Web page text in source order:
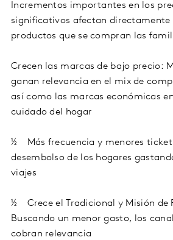
Incrementos importantes en los
significativos afectan directamente
productos que se compran las
Crecen las marcas de bajo precio:
ganan relevancia en el mix de
así como las marcas económicas
cuidado del hogar
½ Más frecuencia y menores
desembolso de los hogares
viajes
½ Crece el Tradicional y Misión de
Buscando un menor gasto, los
cobran relevancia